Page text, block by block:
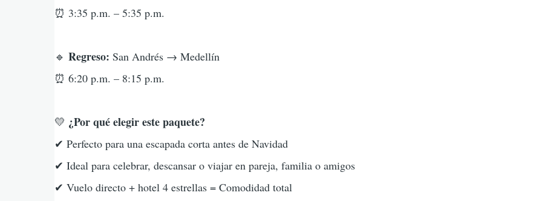
⏰ 3:35 p.m. – 5:35 p.m.
🔹 Regreso: San Andrés → Medellín
⏰ 6:20 p.m. – 8:15 p.m.
💛 ¿Por qué elegir este paquete?
✔ Perfecto para una escapada corta antes de Navidad
✔ Ideal para celebrar, descansar o viajar en pareja, familia o amigos
✔ Vuelo directo + hotel 4 estrellas = Comodidad total